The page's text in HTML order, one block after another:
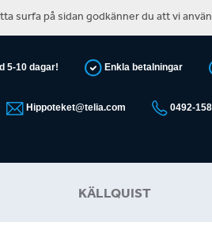
5-10 dagar! Enkla betalningar
Hippoteket@telia.com 0492-
KÄLLQUIST
surfa på sidan godkänner du att vi